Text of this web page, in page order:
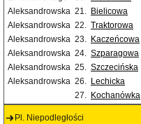
Aleksandrowska 21. Bielicowa
Aleksandrowska 22. Traktorowa
Aleksandrowska 23. Kaczeńcowa
Aleksandrowska 24. Szparagowa
Aleksandrowska 25. Szczecińska
Aleksandrowska 26. Lechicka
27. Kochanówka
Pl. Niepodległości